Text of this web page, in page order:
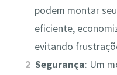
podem montar
eficiente,
evitando
Segurança: Um